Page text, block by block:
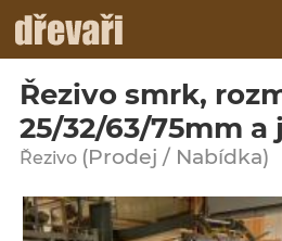
Řezivo smrk,
25/32/63/75mm a
Řezivo (Prodej / Nabídka)